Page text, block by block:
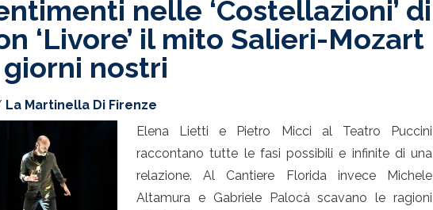
nelle ‘Costellazioni’ di
‘Livore’ il mito Salieri-Mozart
nostri
La Martinella Di Firenze
Elena Lietti e Pietro Micci al Teatro Puccini
raccontano tutte le fasi possibili e infinite di una
relazione. Al Cantiere Florida invece Michele
Altamura e Gabriele Palocà scavano le ragioni